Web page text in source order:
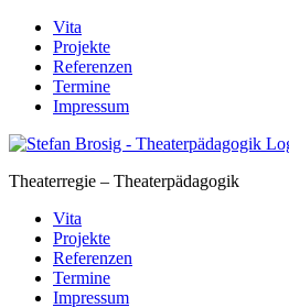
Skip
content
Vita
Projekte
Referenzen
Termine
Impressum
Theaterregie – Theaterpädagogik
Vita
Projekte
Referenzen
Termine
Impressum